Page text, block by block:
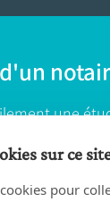
une
vous.
NOTAIRE
sur ce
pour